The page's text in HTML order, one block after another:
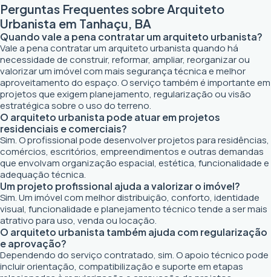
Perguntas Frequentes sobre Arquiteto
Urbanista em Tanhaçu, BA
Quando vale a pena contratar um arquiteto urbanista?
Vale a pena contratar um arquiteto urbanista quando há
necessidade de construir, reformar, ampliar, reorganizar ou
valorizar um imóvel com mais segurança técnica e melhor
aproveitamento do espaço. O serviço também é importante em
projetos que exigem planejamento, regularização ou visão
estratégica sobre o uso do terreno.
O arquiteto urbanista pode atuar em projetos
residenciais e comerciais?
Sim. O profissional pode desenvolver projetos para residências,
comércios, escritórios, empreendimentos e outras demandas
que envolvam organização espacial, estética, funcionalidade e
adequação técnica.
Um projeto profissional ajuda a valorizar o imóvel?
Sim. Um imóvel com melhor distribuição, conforto, identidade
visual, funcionalidade e planejamento técnico tende a ser mais
atrativo para uso, venda ou locação.
O arquiteto urbanista também ajuda com regularização
e aprovação?
Dependendo do serviço contratado, sim. O apoio técnico pode
incluir orientação, compatibilização e suporte em etapas